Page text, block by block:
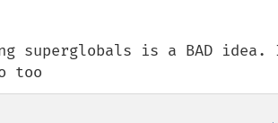
superglobals is a BAD idea.
too